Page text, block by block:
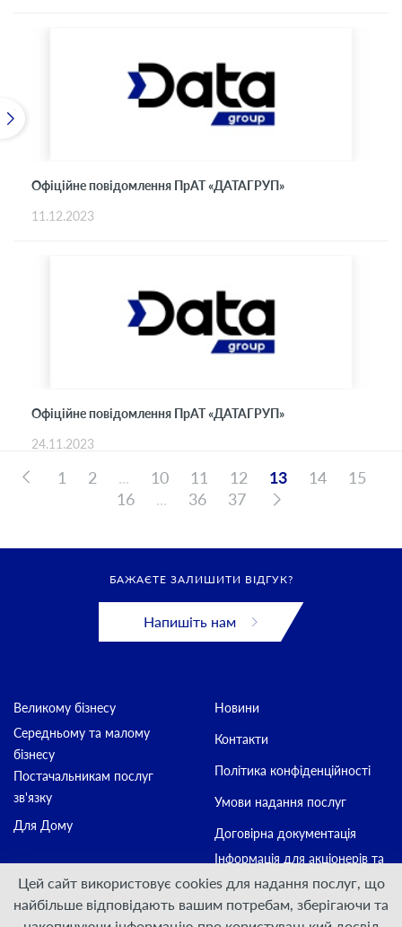
Офіційне повідомлення ПрАТ «ДАТАГРУП»
11.12.2023
Офіційне повідомлення ПрАТ «ДАТАГРУП»
24.11.2023
1 2 ... 10 11 12 13 14
15
16
... 36 37
БАЖАЄТЕ ЗАЛИШИТИ ВІДГУК?
Напишіть нам
Великому бізнесу
Середньому та малому
бізнесу
Постачальникам послуг
зв'язку
Для Дому
Новини
Контакти
Політика конфіденційності
Умови надання послуг
Договірна документація
Інформація для акціонерів та
стейкхолдерів
Цей сайт використовує cookies для надання послуг, що
найбільше відповідають вашим потребам, зберігаючи та